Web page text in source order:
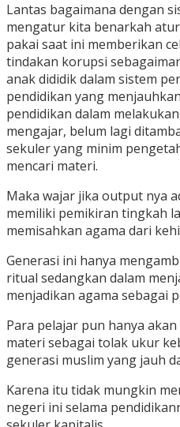
Lantas bagaimana dengan
mengatur kita benarkah
pakai saat ini memberikan
tindakan korupsi
anak dididik dalam sistem
pendidikan yang
pendidikan dalam
mengajar, belum lagi
sekuler yang minim
mencari materi.
Maka wajar jika output nya
memiliki pemikiran tingkah
memisahkan agama dari
Generasi ini hanya
ritual sedangkan dalam
menjadikan agama sebagai
Para pelajar pun hanya
materi sebagai tolak ukur
generasi muslim yang jauh
Karena itu tidak mungkin
negeri ini selama